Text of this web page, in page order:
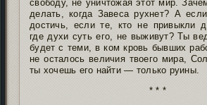
свободу, не уничтожая этот мир.
делать, когда Завеса рухнет? А
достичь, если те, кто не привыкли
где духи суть его, не выживут? Ты
будет с теми, в ком кровь бывших
не осталось величия твоего мира,
ты хочешь его найти — только руины.
* * *